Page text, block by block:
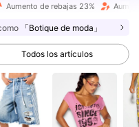
Aumento de rebajas 23%
「Botique de moda」
Todos los artículos